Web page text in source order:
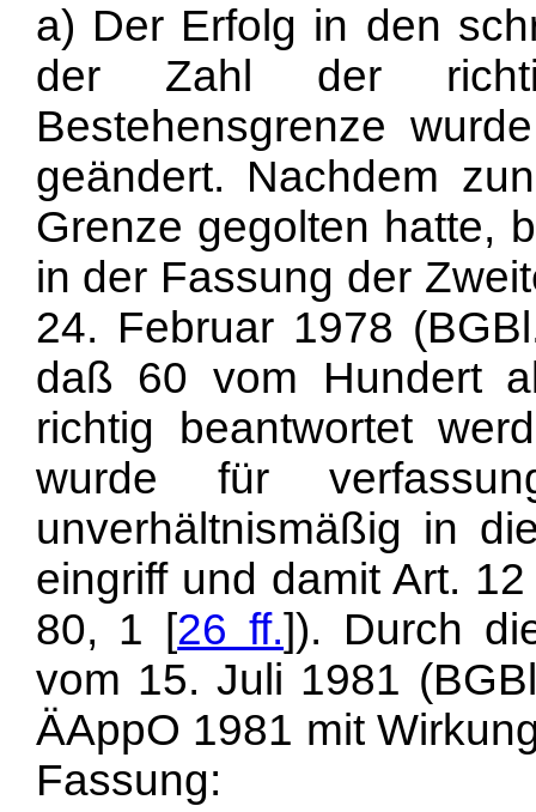
a) Der Erfolg in den
der Zahl der
Bestehensgrenze
geändert. Nachdem
Grenze gegolten hatte,
in der Fassung der
24. Februar 1978
daß 60 vom Hundert
richtig beantwortet
wurde für
unverhältnismäßig in
eingriff und damit Art.
80, 1 [26 ff.]). Durch
vom 15. Juli 1981
ÄAppO 1981 mit
Fassung: